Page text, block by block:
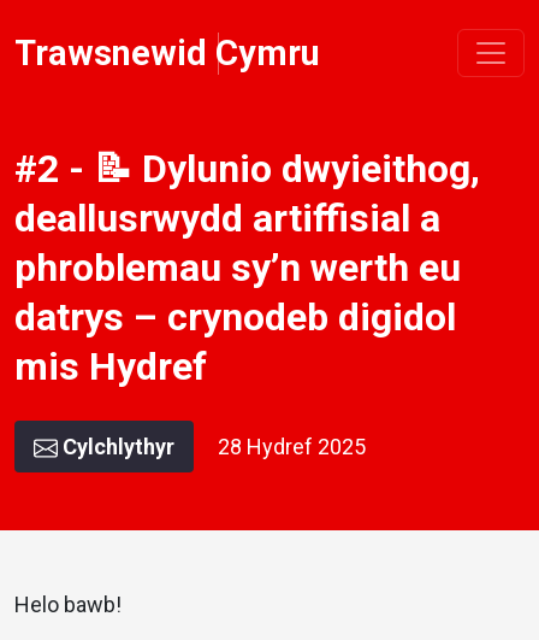
Trawsnewid Cymru
#2 - 📝 Dylunio dwyieithog,
deallusrwydd artiffisial a
phroblemau sy’n werth eu
datrys – crynodeb digidol
mis Hydref
Cylchlythyr 28 Hydref 2025
Helo bawb!